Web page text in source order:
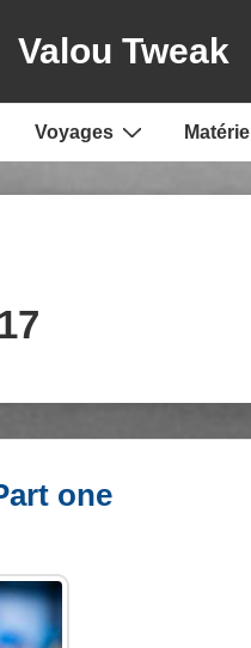
Valou Tweak
Voyages Matériel
one